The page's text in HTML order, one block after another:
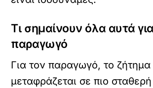
Τι σημαίνουν όλα αυτά
παραγωγό
Για τον παραγωγό, το ζήτημα
μεταφράζεται σε πιο σταθερή